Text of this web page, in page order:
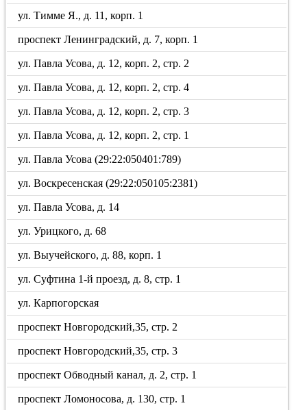
ул. Тимме Я., д. 11, корп. 1
проспект Ленинградский, д. 7, корп. 1
ул. Павла Усова, д. 12, корп. 2, стр. 2
ул. Павла Усова, д. 12, корп. 2, стр. 4
ул. Павла Усова, д. 12, корп. 2, стр. 3
ул. Павла Усова, д. 12, корп. 2, стр. 1
ул. Павла Усова (29:22:050401:789)
ул. Воскресенская (29:22:050105:2381)
ул. Павла Усова, д. 14
ул. Урицкого, д. 68
ул. Выучейского, д. 88, корп. 1
ул. Суфтина 1-й проезд, д. 8, стр. 1
ул. Карпогорская
проспект Новгородский,35, стр. 2
проспект Новгородский,35, стр. 3
проспект Обводный канал, д. 2, стр. 1
проспект Ломоносова, д. 130, стр. 1